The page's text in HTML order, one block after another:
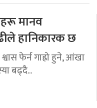
मानव
हानिकारक छ
फेर्न गाह्रो हुने, आंखा
बढ्दै...